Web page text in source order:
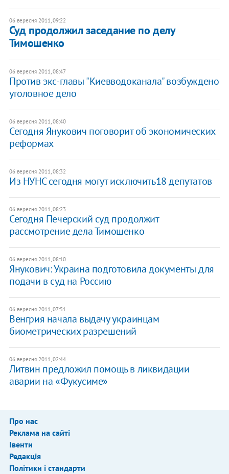
06 вересня 2011, 09:22
​Суд продолжил заседание по делу
Тимошенко
06 вересня 2011, 08:47
Против экс-главы "Киевводоканала" возбуждено
уголовное дело
06 вересня 2011, 08:40
Сегодня Янукович поговорит об экономических
реформах
06 вересня 2011, 08:32
Из НУНС сегодня могут исключить18 депутатов
06 вересня 2011, 08:23
Сегодня Печерский суд продолжит
рассмотрение дела Тимошенко
06 вересня 2011, 08:10
​Янукович: Украина подготовила документы для
подачи в суд на Россию
06 вересня 2011, 07:51
Венгрия начала выдачу украинцам
биометрических разрешений
06 вересня 2011, 02:44
Литвин предложил помощь в ликвидации
аварии на «Фукусиме»
Про нас
Реклама на сайті
Івенти
Редакція
Політики і стандарти